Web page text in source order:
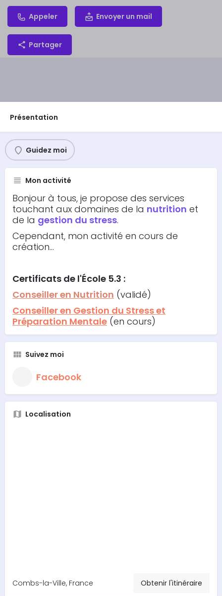
Appeler Envoyer un mail
Partager
Présentation
Guidez moi
Mon activité
Bonjour à tous, je propose des services
touchant aux domaines de la nutrition et
de la gestion du stress.
Cependant, mon activité en cours de
création...
Certificats de l'École 5.3 :
Conseiller en Nutrition (validé)
Conseiller en Gestion du Stress et
Préparation Mentale (en cours)
Suivez moi
Facebook
Localisation
Combs-la-Ville, France Obtenir l'itinéraire